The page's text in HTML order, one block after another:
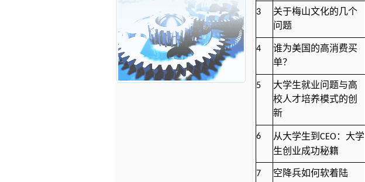
3
关于梅山文化的几个
问题
4
谁为美国的高消费买
单？
5
大学生就业问题与高
校人才培养模式的创
新
6 从大学生到 CEO ：大学
生创业成功秘籍
7 空降兵如何软着陆